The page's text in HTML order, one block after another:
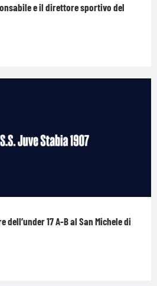
e il direttore sportivo del
dell’under 17 A-B al San Michele di